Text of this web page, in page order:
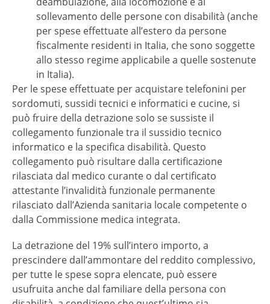
sollevamento delle persone con disabilità (anche
per spese effettuate all’estero da persone
fiscalmente residenti in Italia, che sono soggette
allo stesso regime applicabile a quelle sostenute
in Italia).
Per le spese effettuate per acquistare telefonini per
sordomuti, sussidi tecnici e informatici e cucine, si
può fruire della detrazione solo se sussiste il
collegamento funzionale tra il sussidio tecnico
informatico e la specifica disabilità. Questo
collegamento può risultare dalla certificazione
rilasciata dal medico curante o dal certificato
attestante l’invalidità funzionale permanente
rilasciato dall’Azienda sanitaria locale competente o
dalla Commissione medica integrata.
La detrazione del 19% sull’intero importo, a
prescindere dall’ammontare del reddito complessivo,
per tutte le spese sopra elencate, può essere
usufruita anche dal familiare della persona con